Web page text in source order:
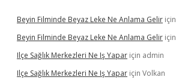
Beyin Filminde Beyaz Leke Ne Anlama Gelir için
Beyin Filminde Beyaz Leke Ne Anlama Gelir için
Ilçe Sağlık Merkezleri Ne Iş Yapar için admin
Ilçe Sağlık Merkezleri Ne Iş Yapar için Volkan